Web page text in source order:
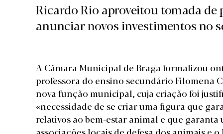
Ricardo Rio aproveitou tomada
anunciar novos investimentos no
A Câmara Municipal de Braga formalizou
professora do ensino secundário Filomena
nova função municipal, cuja criação foi
«necessidade de se criar uma figura que
relativos ao bem-estar animal e que